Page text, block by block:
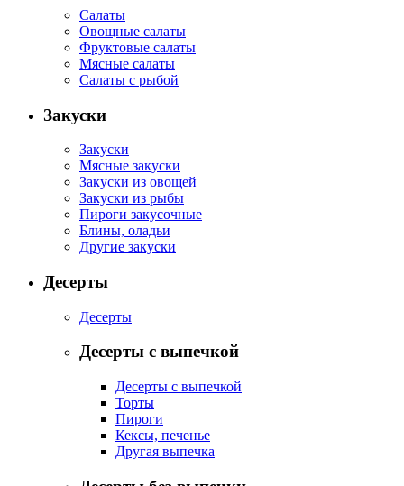
Салаты
Овощные салаты
Фруктовые салаты
Мясные салаты
Салаты с рыбой
Закуски
Закуски
Мясные закуски
Закуски из овощей
Закуски из рыбы
Пироги закусочные
Блины, оладьи
Другие закуски
Десерты
Десерты
Десерты с выпечкой
Десерты с выпечкой
Торты
Пироги
Кексы, печенье
Другая выпечка